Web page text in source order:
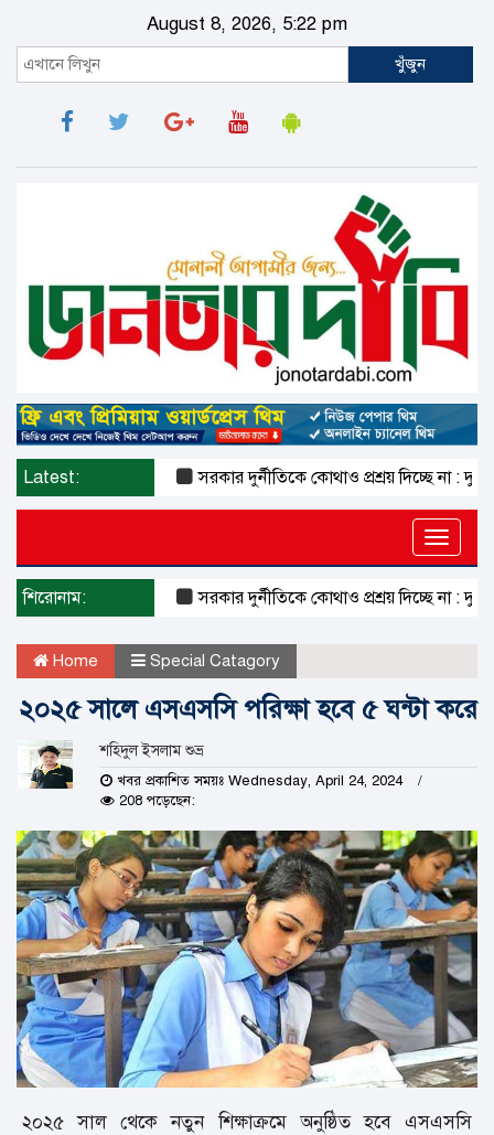
August 8, 2026, 5:22 pm
খুঁজুন
Latest: সরকার দুর্নীতিকে কোথাও প্রশ্রয় দিচ্ছে না : দুদক
Toggle
শিরোনাম: সরকার দুর্নীতিকে কোথাও প্রশ্রয় দিচ্ছে না : দুদক
Home Special Catagory
২০২৫ সালে এসএসসি পরিক্ষা হবে ৫ ঘন্টা করে
শহিদুল ইসলাম শুভ্র
খবর প্রকাশিত সময়ঃ Wednesday, April 24, 2024
208 পড়েছেন:
২০২৫ সাল থেকে নতুন শিক্ষাক্রমে অনুষ্ঠিত হবে এসএসসি